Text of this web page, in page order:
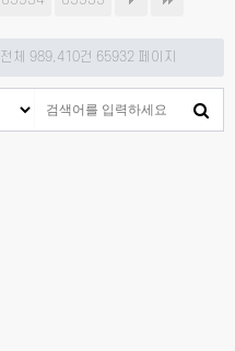
전체 989,410건 65932 페이지